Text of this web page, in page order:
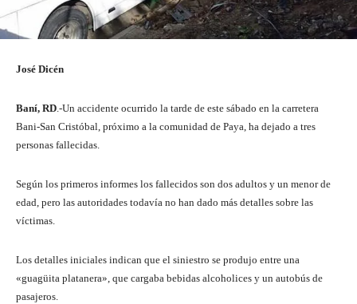
José Dicén
Baní, RD.-Un accidente ocurrido la tarde de este sábado en la carretera
Bani-San Cristóbal, próximo a la comunidad de Paya, ha dejado a tres
personas fallecidas.
Según los primeros informes los fallecidos son dos adultos y un menor de
edad, pero las autoridades todavía no han dado más detalles sobre las
víctimas.
Los detalles iniciales indican que el siniestro se produjo entre una
«guagüita platanera», que cargaba bebidas alcoholices y un autobús de
pasajeros.